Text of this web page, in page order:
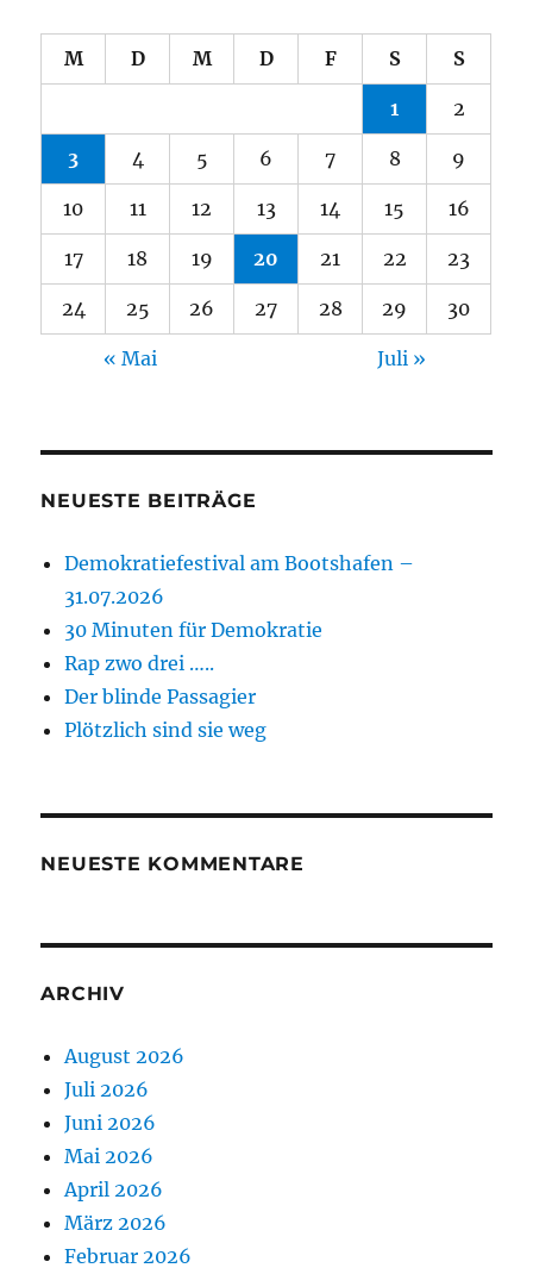
M D M D F S S
1 2
3 4 5 6 7 8 9
10 11 12 13 14 15 16
17 18 19 20 21 22 23
24 25 26 27 28 29 30
« Mai Juli »
NEUESTE BEITRÄGE
Demokratiefestival am Bootshafen –
31.07.2026
30 Minuten für Demokratie
Rap zwo drei …..
Der blinde Passagier
Plötzlich sind sie weg
NEUESTE KOMMENTARE
ARCHIV
August 2026
Juli 2026
Juni 2026
Mai 2026
April 2026
März 2026
Februar 2026